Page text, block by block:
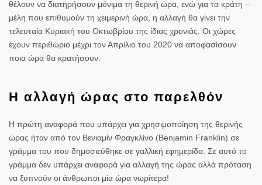
θέλουν να διατηρήσουν μόνιμα τη θερινή ώρα, ενώ για τα κράτη –
μέλη που επιθυμούν τη χειμερινή ώρα, η αλλαγή θα γίνει την
τελευταία Κυριακή του Οκτωβρίου της ίδιας χρονιάς. Οι χώρες
έχουν περιθώριο μέχρι τον Απρίλιο του 2020 να αποφασίσουν
ποια ώρα θα κρατήσουν.
Η αλλαγή ώρας στο παρελθόν
Η πρώτη αναφορά που υπάρχει για χρησιμοποίηση της θερινής
ώρας ήταν από τον Βενιαμίν Φραγκλίνο (Benjamin Franklin) σε
γράμμα του που δημοσιεύθηκε σε γαλλική εφημερίδα. Σε αυτό το
γράμμα δεν υπάρχει αναφορά για αλλαγή της ώρας αλλά πρόταση
να ξυπνούν οι άνθρωποι μία ώρα νωρίτερα!